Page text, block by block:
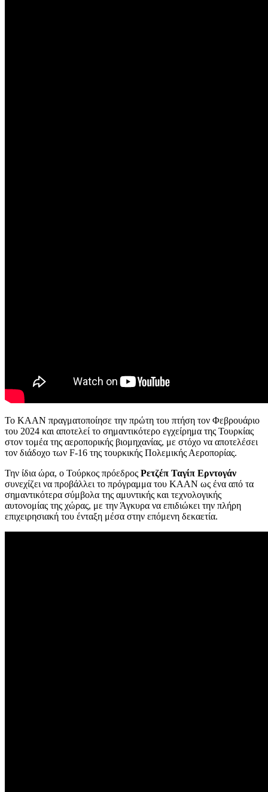
Το KAAN πραγματοποίησε την πρώτη του πτήση τον Φεβρουάριο
του 2024 και αποτελεί το σημαντικότερο εγχείρημα της Τουρκίας
στον τομέα της αεροπορικής βιομηχανίας, με στόχο να αποτελέσει
τον διάδοχο των F-16 της τουρκικής Πολεμικής Αεροπορίας.
Την ίδια ώρα, ο Τούρκος πρόεδρος Ρετζέπ Ταγίπ Ερντογάν
συνεχίζει να προβάλλει το πρόγραμμα του KAAN ως ένα από τα
σημαντικότερα σύμβολα της αμυντικής και τεχνολογικής
αυτονομίας της χώρας, με την Άγκυρα να επιδιώκει την πλήρη
επιχειρησιακή του ένταξη μέσα στην επόμενη δεκαετία.